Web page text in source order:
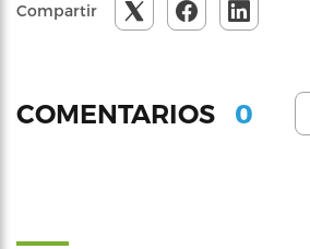
Compartir
COMENTARIOS 0